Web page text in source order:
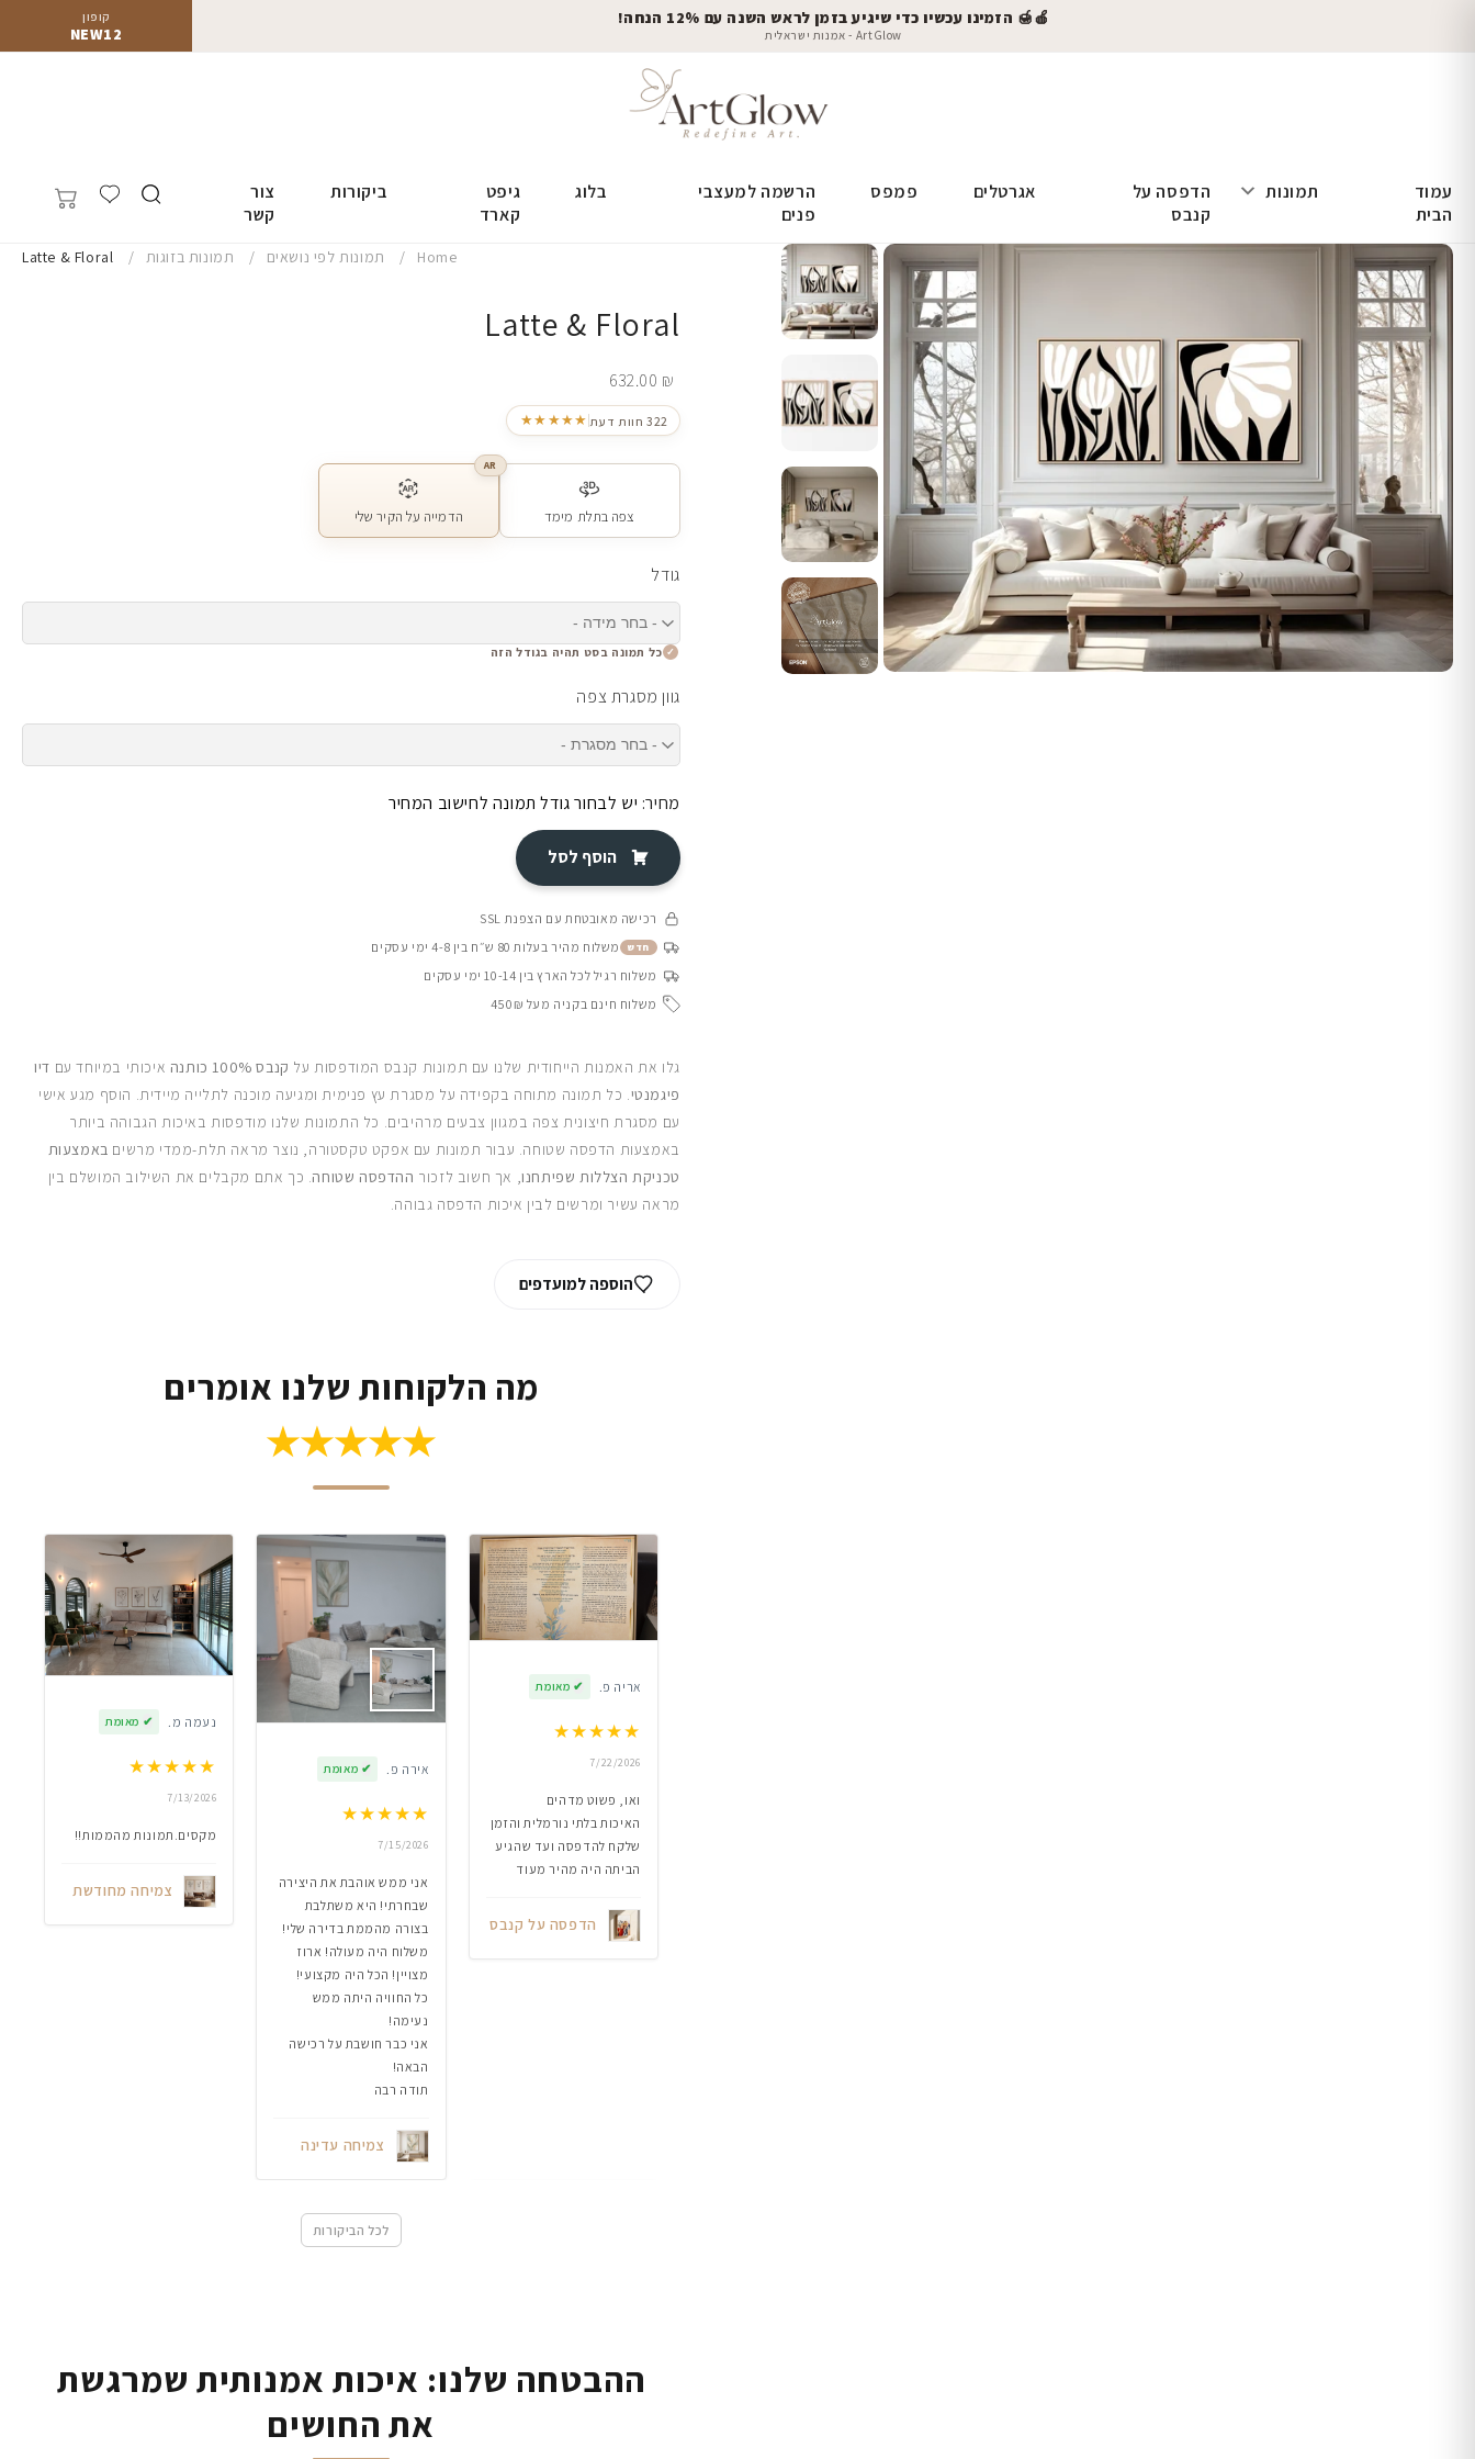
קופון
NEW12
🍎🍯 הזמינו עכשיו כדי שיגיע בזמן לראש השנה עם 12% הנחה!
ArtGlow - אמנות ישראלית
עמוד
הבית
תמונות
הדפסה על
קנבס
אגרטלים פמפס
הרשמה למעצבי
פנים
בלוג
גיפט
קארד
ביקורות
צור
קשר
Home תמונות לפי נושאים תמונות בזוגות Latte & Floral
Latte & Floral
632.00 ₪
★★★★★ 322 חוות דעת
צפה בתלת מימד
AR
הדמייה על הקיר שלי
גודל
כל תמונה בסט תהיה בגודל הזה
גוון מסגרת צפה
מחיר: יש לבחור גודל תמונה לחישוב המחיר
הוסף לסל
רכישה מאובטחת עם הצפנת SSL
חדש משלוח מהיר בעלות 80 ש״ח בין 4-8 ימי עסקים
משלוח רגיל לכל הארץ בין 10-14 ימי עסקים
משלוח חינם בקניה מעל 450₪
גלו את האמנות הייחודית שלנו עם תמונות קנבס המודפסות על קנבס 100% כותנה איכותי במיוחד עם דיו
פיגמנטי. כל תמונה מתוחה בקפידה על מסגרת עץ פנימית ומגיעה מוכנה לתלייה מיידית. הוסף מגע אישי
עם מסגרת חיצונית צפה במגוון צבעים מרהיבים. כל התמונות שלנו מודפסות באיכות הגבוהה ביותר
באמצעות הדפסה שטוחה. עבור תמונות עם אפקט טקסטורה, נוצר מראה תלת-ממדי מרשים באמצעות
טכניקת הצללות שפיתחנו, אך חשוב לזכור ההדפסה שטוחה. כך אתם מקבלים את השילוב המושלם בין
מראה עשיר ומרשים לבין איכות הדפסה גבוהה.
הוספה למועדפים
מה הלקוחות שלנו אומרים
★★★★★
אריה פ. ✔ מאומת
★★★★★
7/22/2026
ואו, פשוט מדהים
האיכות בלתי נורמלית והזמן
שלקח להדפסה ועד שהגיע
הביתה היה מהיר מעוד
הדפסה על קנבס
אירה פ. ✔ מאומת
★★★★★
7/15/2026
אני ממש אוהבת את היצירה
שבחרתי! היא משתלבת
בצורה מהממת בדירה שלי!
משלוח היה מעולה! ארוז
מצויין! הכל היה מקצועי!
כל החוויה היתה ממש
נעימה!
אני כבר חושבת על רכישה
הבאה!
תודה רבה
צמיחה עדינה
נעמה מ. ✔ מאומת
★★★★★
7/13/2026
מקסים.תמונות מהממות!!
צמיחה מחודשת
לכל הביקורות
ההבטחה שלנו: איכות אמנותית שמרגשת
את החושים